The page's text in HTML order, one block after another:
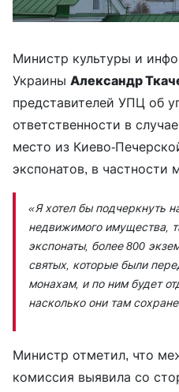
Министр культуры и
Украины Александр
представителей УПЦ об
ответственности в
место из Киево-
экспонатов, в частности
«Я хотел бы подчеркнуть
недвижимого имущества,
экспонаты, более 800
святых, которые были
монахам, и по ним будет
насколько они там
Министр отметил, что
комиссия выявила со